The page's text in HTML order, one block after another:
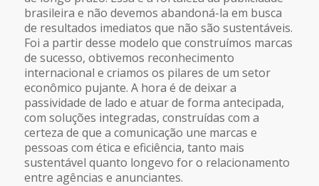
brasileira e não devemos abandoná-la em busca
de resultados imediatos que não são sustentáveis.
Foi a partir desse modelo que construímos marcas
de sucesso, obtivemos reconhecimento
internacional e criamos os pilares de um setor
econômico pujante. A hora é de deixar a
passividade de lado e atuar de forma antecipada,
com soluções integradas, construídas com a
certeza de que a comunicação une marcas e
pessoas com ética e eficiência, tanto mais
sustentável quanto longevo for o relacionamento
entre agências e anunciantes.